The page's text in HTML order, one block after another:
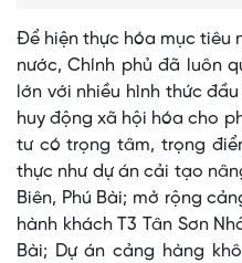
Để hiện thực hóa mục tiêu
nước, Chính phủ đã luôn
lớn với nhiều hình thức
huy động xã hội hóa cho
tư có trọng tâm, trọng
thực như dự án cải tạo
Biên, Phú Bài; mở rộng
hành khách T3 Tân Sơn
Bài; Dự án cảng hàng